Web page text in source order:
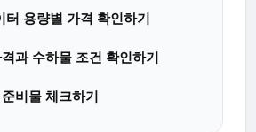
터 용량별 가격 확인하기
과 수하물 조건 확인하기
비물 체크하기